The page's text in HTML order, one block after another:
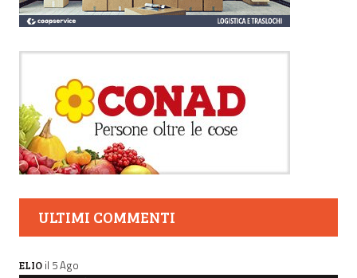
ULTIMI COMMENTI
ELIO il 5 Ago